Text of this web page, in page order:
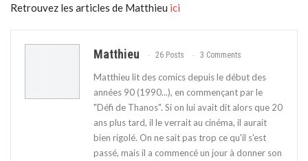
Retrouvez les articles de Matthieu ici
Matthieu 26 Posts 3 Comments
Matthieu lit des comics depuis le début des
années 90 (1990...), en commençant par le
"Défi de Thanos". Si on lui avait dit alors que 20
ans plus tard, il le verrait au cinéma, il aurait
bien rigolé. On ne sait pas trop ce qu'il s'est
passé, mais il a commencé un jour à donner son